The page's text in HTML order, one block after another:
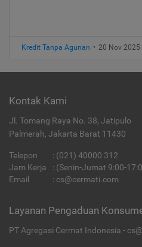
Kredit Tanpa Agunan • 20 Nov 2025
Kontak Kami
Jl. Tomang Raya No. 38, Jatipulo
Palmerah, Jakarta Barat 11430
Telepon : (021) 40000 312
Jam Kerja
: (Senin-Jumat 9:00-
Email
: cs@cermati.com
Layanan Pengaduan
PT Agregasi Cermat Indonesia -